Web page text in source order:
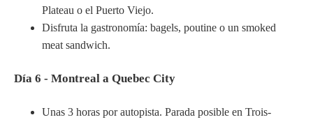
Plateau o el Puerto Viejo.
Disfruta la gastronomía: bagels, poutine o un smoked
meat sandwich.
Día 6 - Montreal a Quebec City
Unas 3 horas por autopista. Parada posible en Trois-